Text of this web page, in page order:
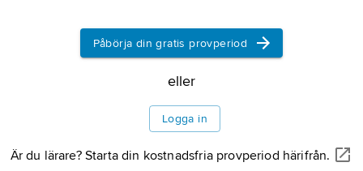
Påbörja din gratis provperiod
eller
Logga in
Är du lärare? Starta din kostnadsfria provperiod härifrån.